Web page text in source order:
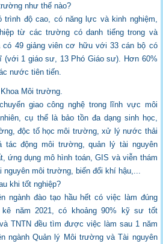
như thế nào?
độ cao, có năng lực và kinh nghiệm,
từ các trường có danh tiếng trong và
có 49 giảng viên cơ hữu với 33 cán bộ có
(với 1 giáo sư, 13 Phó Giáo sư). Hơn 60%
nước tiên tiến.
Môi trường.
giao công nghệ trong lĩnh vực môi
cụ thể là bảo tồn đa dạng sinh học,
độc tố học môi trường, xử lý nước thải
tác động môi trường,quản lý tài nguyên
ứng dụng mô hình toán, GIS và viễn thám
môi trường, biến đổi khí hậu,...
khi tốt nghiệp?
ngành đào tạo hầu hết có việc làm đúng
kê năm 2021, có khoảng 90% kỹ sư tốt
TNTN đều tìm được việc làm sau 1 năm
ngành Quản lý Môi trường vàTài nguyên